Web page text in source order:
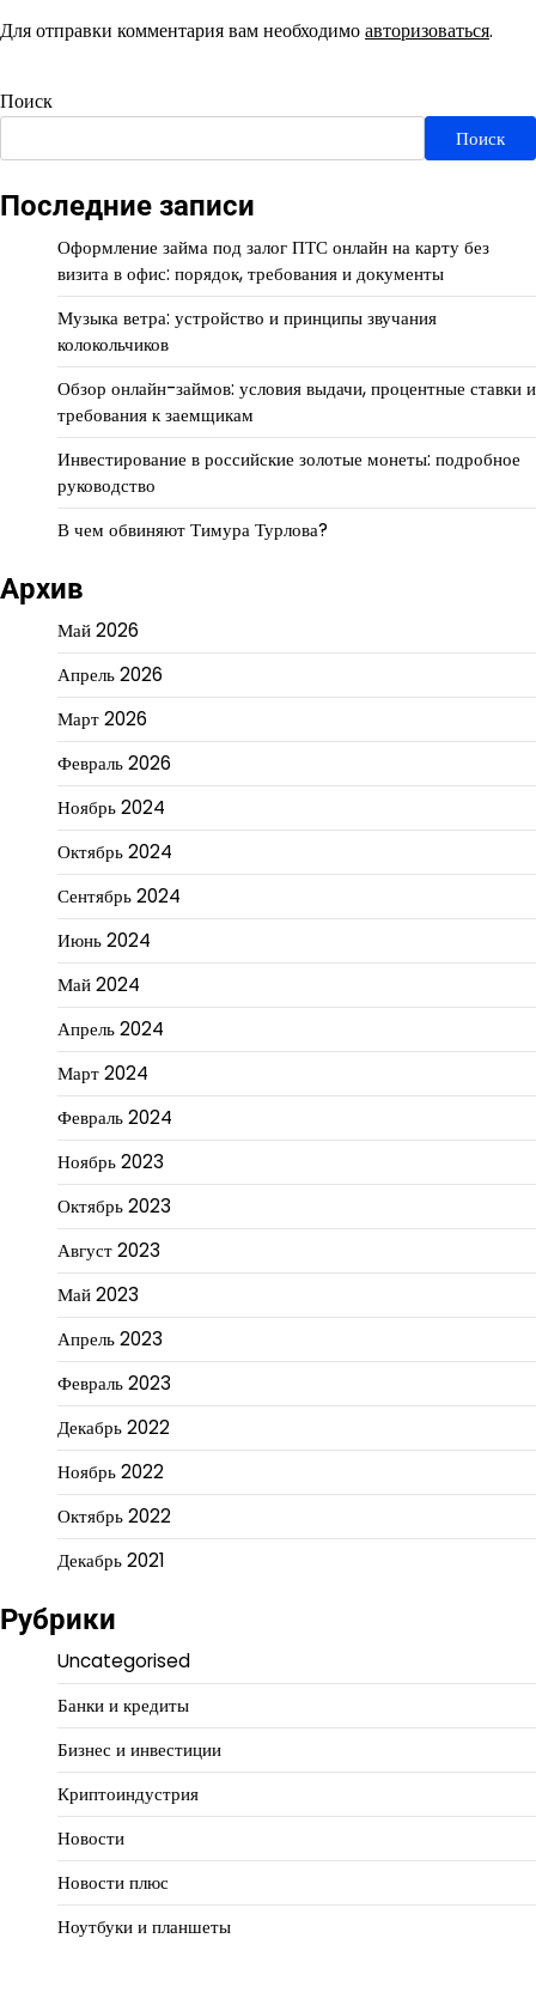
Для отправки комментария вам необходимоавторизоваться.
Поиск
Поиск
Последние записи
Оформление займа под залог ПТС онлайн на карту без
визита в офис: порядок, требования и документы
Музыка ветра: устройство и принципы звучания
колокольчиков
Обзор онлайн-займов: условия выдачи, процентные ставки и
требования к заемщикам
Инвестирование в российские золотые монеты: подробное
руководство
В чем обвиняют Тимура Турлова?
Архив
Май 2026
Апрель 2026
Март 2026
Февраль 2026
Ноябрь 2024
Октябрь 2024
Сентябрь 2024
Июнь 2024
Май 2024
Апрель 2024
Март 2024
Февраль 2024
Ноябрь 2023
Октябрь 2023
Август 2023
Май 2023
Апрель 2023
Февраль 2023
Декабрь 2022
Ноябрь 2022
Октябрь 2022
Декабрь 2021
Рубрики
Uncategorised
Банки и кредиты
Бизнес и инвестиции
Криптоиндустрия
Новости
Новости плюс
Ноутбуки и планшеты